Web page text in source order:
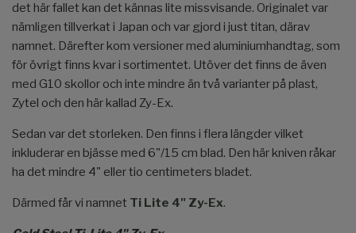
det här fallet kan det kännas lite missvisande. Originalet var
nämligen tillverkat i Japan och var gjord i just titan, därav
namnet. Därefter kom versioner med aluminiumhandtag, som
för övrigt finns kvar i sortimentet. Utöver det finns de även
med G10 skollor och inte mindre än två varianter på plast,
Zytel och den här kallad Zy-Ex.
Sedan var det storleken. Den finns i flera längder vilket
inkluderar en bjässe med 6"/15 cm blad. Den här kniven råkar
ha det mindre 4" eller tio centimeters bladet.
Därmed får vi namnet Ti Lite 4" Zy-Ex.